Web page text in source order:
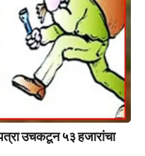
उचकटून ५३ हजारांचा